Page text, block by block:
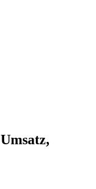
Umsatz,